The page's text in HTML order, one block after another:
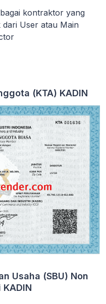
kontraktor yang
User atau Main
(KTA) KADIN
Usaha (SBU) Non